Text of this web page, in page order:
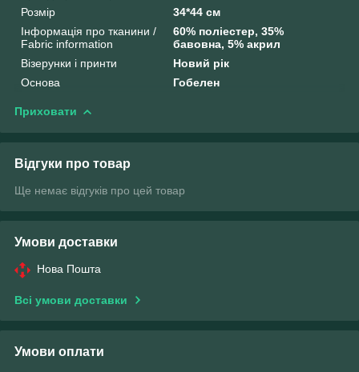
Розмір
34*44 см
Інформація про тканини /
Fabric information
60% поліестер, 35%
бавовна, 5% акрил
Візерунки і принти
Новий рік
Основа
Гобелен
Приховати
Відгуки про товар
Ще немає відгуків про цей товар
Умови доставки
Нова Пошта
Всі умови доставки
Умови оплати